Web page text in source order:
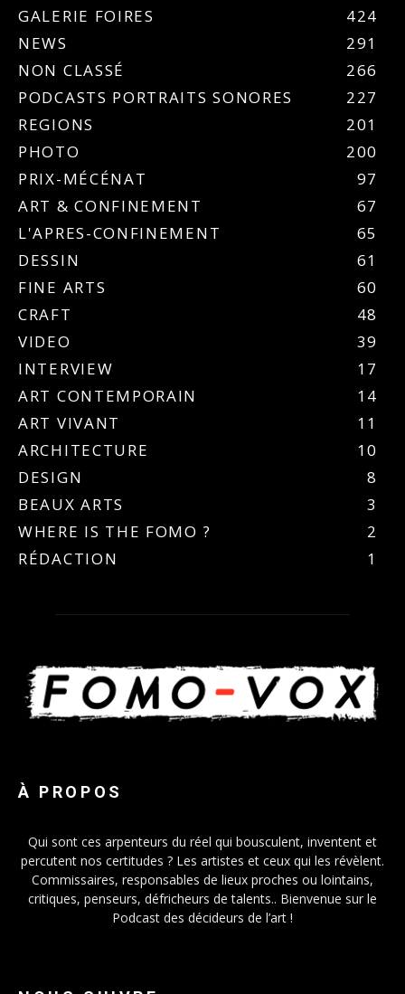
GALERIE FOIRES
424
NEWS
291
NON CLASSÉ
266
PODCASTS PORTRAITS SONORES
227
REGIONS
201
PHOTO
200
PRIX-MÉCÉNAT
97
ART & CONFINEMENT
67
L'APRES-CONFINEMENT
65
DESSIN
61
FINE ARTS
60
CRAFT
48
VIDEO
39
INTERVIEW
17
ART CONTEMPORAIN
14
ART VIVANT
11
ARCHITECTURE
10
DESIGN
8
BEAUX ARTS
3
WHERE IS THE FOMO ?
2
RÉDACTION
1
À PROPOS
Qui sont ces arpenteurs du réel qui bousculent, inventent et
percutent nos certitudes ? Les artistes et ceux qui les révèlent.
Commissaires, responsables de lieux proches ou lointains,
critiques, penseurs, défricheurs de talents.. Bienvenue sur le
Podcast des décideurs de l’art !